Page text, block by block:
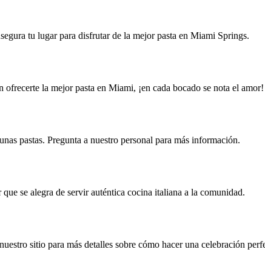
tu lugar para disfrutar de la mejor pasta en Miami Springs.
la mejor pasta en Miami, ¡en cada bocado se nota el amor!
pastas. Pregunta a nuestro personal para más información.
se alegra de servir auténtica cocina italiana a la comunidad.
sitio para más detalles sobre cómo hacer una celebración